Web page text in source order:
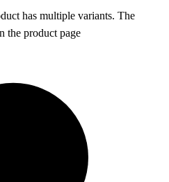
has multiple variants. The
the product page